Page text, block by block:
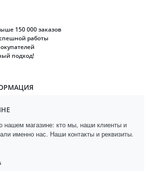
150 000 заказов
работы
подход!
нашем магазине: кто мы, наши клиенты и
именно нас. Наши контакты и реквизиты.